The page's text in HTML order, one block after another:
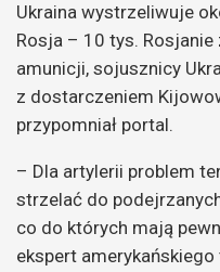
Ukraina wystrzeliwuje
Rosja – 10 tys.
amunicji, sojusznicy
z dostarczeniem
przypomniał portal.
– Dla artylerii problem
strzelać do
co do których mają
ekspert